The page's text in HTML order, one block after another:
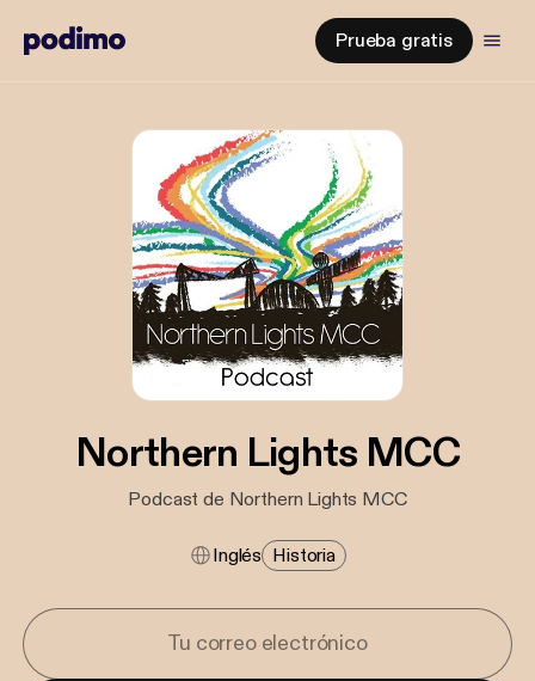
Prueba gratis
Northern Lights MCC
Podcast de Northern Lights MCC
Inglés Historia